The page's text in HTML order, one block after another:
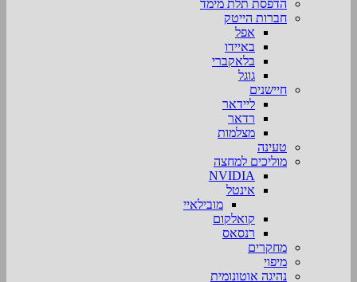
הדפסת תלת מימד
חברות הייטק
אפל
באיידו
בלאקברי
גוגל
חיישנים
ליידאר
רדאר
מצלמות
טעינה
מוליכים למחצה
NVIDIA
אינטל
מובילאיי
קואלקום
רנסאס
מחקרים
מיפוי
נהיגה אוטונומית